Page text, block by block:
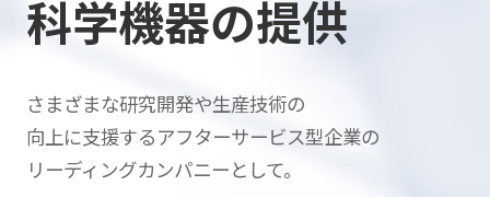
科学機器の提供
さまざまな研究開発や生産技術の
向上に支援するアフターサービス型企業の
リーディングカンパニーとして。